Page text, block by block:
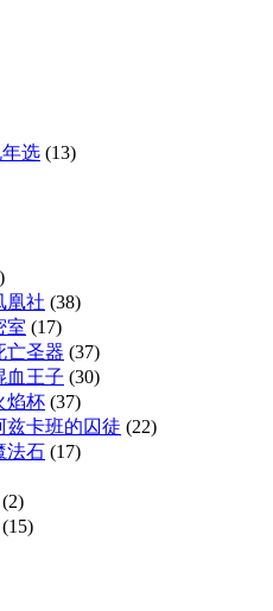
选 (13)
凰社 (38)
室 (17)
亡圣器 (37)
血王子 (30)
焰杯 (37)
兹卡班的囚徒 (22)
法石 (17)
(2)
(15)